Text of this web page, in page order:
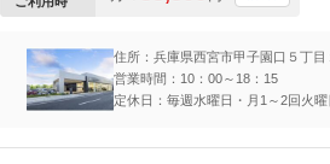
住所：兵庫県西宮市甲子園口５丁目
営業時間：10：00～18：15
定休日：毎週水曜日・月1～2回火